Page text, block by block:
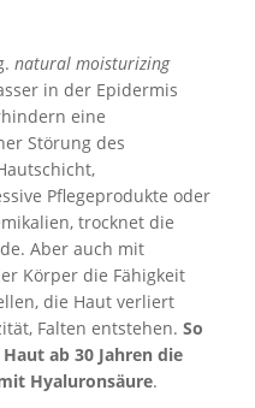
natural moisturizing
in der Epidermis
eine
Störung des
Pflegeprodukte oder
trocknet die
Aber auch mit
Körper die Fähigkeit
die Haut verliert
Falten entstehen. So
ab 30 Jahren die
Hyaluronsäure.